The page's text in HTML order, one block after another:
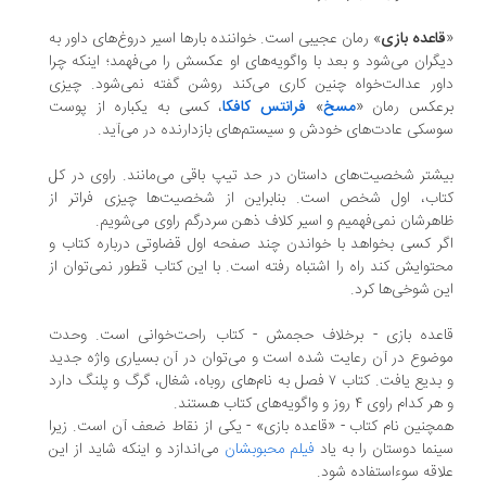
بازی» رمان عجیبی است. خواننده بارها اسیر دروغ‌های داور به
می‌شود و بعد با واگویه‌های او عکسش را می‌فهمد؛ اینکه چرا
عدالت‌خواه چنین کاری می‌کند روشن گفته نمی‌شود. چیزی
رمان «مسخ »فرانتس کافکا، کسی به یکباره از پوست
عادت‌های خودش و سیستم‌های بازدارنده در می‌آید.
شخصیت‌های داستان در حد تیپ باقی می‌مانند. راوی در کل
اول شخص است. بنابراین از شخصیت‌ها چیزی فراتر از
نمی‌فهمیم و اسیر کلاف ذهن سردرگم راوی می‌شویم.
کسی بخواهد با خواندن چند صفحه اول قضاوتی درباره کتاب و
کند راه را اشتباه رفته است. با این کتاب قطور نمی‌توان از
شوخی‌ها کرد.
بازی - برخلاف حجمش - کتاب راحت‌خوانی است. وحدت
در آن رعایت شده است و می‌توان در آن بسیاری واژه جدید
و بدیع یافت. کتاب ۷ فصل به نام‌های روباه، شغال، گرگ و پلنگ دارد
راوی ۴ روز و واگویه‌های کتاب هستند.
نام کتاب - «قاعده بازی» - یکی از نقاط ضعف آن است. زیرا
دوستان را به یاد فیلم محبوبشانمی‌اندازد و اینکه شاید از این
سوءاستفاده شود.